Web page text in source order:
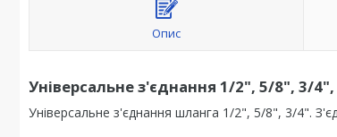
Опис
Універсальне з'єднання 1/2", 5/8", 3/4",
Універсальне з'єднання шланга 1/2", 5/8", 3/4".